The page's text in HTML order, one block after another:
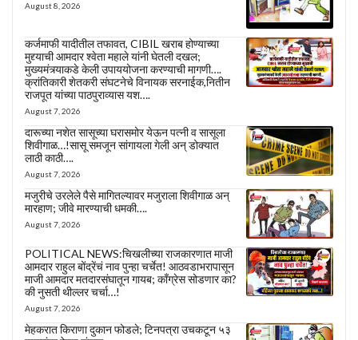
August 8, 2026
कर्जमाफी यादीतील तफावत, CIBIL खराब होण्याच्या
मुद्द्याची आमदार श्वेता महाले यांनी घेतली दखल;
मुख्यमंत्र्याकडे केली उपाययोजना करण्याची मागणी….
क्रांतिकारी शेतकरी संघटनेचे विनायक सरनाईक,नितीन
राजपूत यांच्या पाठपुराव्यास यश….
August 7, 2026
दारूच्या नशेत सासूच्या घरासमोर येऊन पत्नी व सासूला
शिवीगाळ…!सासू समजून सांगायला गेली अन् डोक्यात
लाठी काठी….
August 7, 2026
मजुरीचे उरलेले पैसे मागितल्यावर मजुराला शिवीगाळ अन्
मारहाण; जीवे मारण्याची धमकी….
August 7, 2026
POLITICAL NEWS:चिखलीच्या राजकारणात माजी
आमदार राहुल बोंद्रेंचं नाव पुन्हा चर्चेत! आठवडाभरापासून
माजी आमदार मतदारसंघातून गायब; काँग्रेस सोडणार का?
की नुसती थील्लर चर्चा…!
August 7, 2026
मेहकरात किराणा दुकान फोडले; टिनपत्रा उचकटून ५३